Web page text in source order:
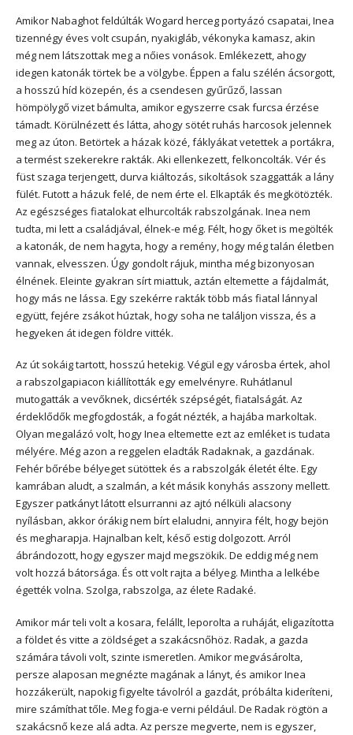
Amikor Nabaghot feldúlták Wogard herceg portyázó csapatai, Inea
tizennégy éves volt csupán, nyakigláb, vékonyka kamasz, akin
még nem látszottak meg a nőies vonások. Emlékezett, ahogy
idegen katonák törtek be a völgybe. Éppen a falu szélén ácsorgott,
a hosszú híd közepén, és a csendesen gyűrűző, lassan
hömpölygő vizet bámulta, amikor egyszerre csak furcsa érzése
támadt. Körülnézett és látta, ahogy sötét ruhás harcosok jelennek
meg az úton. Betörtek a házak közé, fáklyákat vetettek a portákra,
a termést szekerekre rakták. Aki ellenkezett, felkoncolták. Vér és
füst szaga terjengett, durva kiáltozás, sikoltások szaggatták a lány
fülét. Futott a házuk felé, de nem érte el. Elkapták és megkötözték.
Az egészséges fiatalokat elhurcolták rabszolgának. Inea nem
tudta, mi lett a családjával, élnek-e még. Félt, hogy őket is megölték
a katonák, de nem hagyta, hogy a remény, hogy még talán életben
vannak, elvesszen. Úgy gondolt rájuk, mintha még bizonyosan
élnének. Eleinte gyakran sírt miattuk, aztán eltemette a fájdalmát,
hogy más ne lássa. Egy szekérre rakták több más fiatal lánnyal
együtt, fejére zsákot húztak, hogy soha ne találjon vissza, és a
hegyeken át idegen földre vitték.
Az út sokáig tartott, hosszú hetekig. Végül egy városba értek, ahol
a rabszolgapiacon kiállították egy emelvényre. Ruhátlanul
mutogatták a vevőknek, dicsérték szépségét, fiatalságát. Az
érdeklődők megfogdosták, a fogát nézték, a hajába markoltak.
Olyan megalázó volt, hogy Inea eltemette ezt az emléket is tudata
mélyére. Még azon a reggelen eladták Radaknak, a gazdának.
Fehér bőrébe bélyeget sütöttek és a rabszolgák életét élte. Egy
kamrában aludt, a szalmán, a két másik konyhás asszony mellett.
Egyszer patkányt látott elsurranni az ajtó nélküli alacsony
nyílásban, akkor órákig nem bírt elaludni, annyira félt, hogy bejön
és megharapja. Hajnalban kelt, késő estig dolgozott. Arról
ábrándozott, hogy egyszer majd megszökik. De eddig még nem
volt hozzá bátorsága. És ott volt rajta a bélyeg. Mintha a lelkébe
égették volna. Szolga, rabszolga, az élete Radaké.
Amikor már teli volt a kosara, felállt, leporolta a ruháját, eligazította
a földet és vitte a zöldséget a szakácsnőhöz. Radak, a gazda
számára távoli volt, szinte ismeretlen. Amikor megvásárolta,
persze alaposan megnézte magának a lányt, és amikor Inea
hozzákerült, napokig figyelte távolról a gazdát, próbálta kideríteni,
mire számíthat tőle. Meg fogja-e verni például. De Radak rögtön a
szakácsnő keze alá adta. Az persze megverte, nem is egyszer,